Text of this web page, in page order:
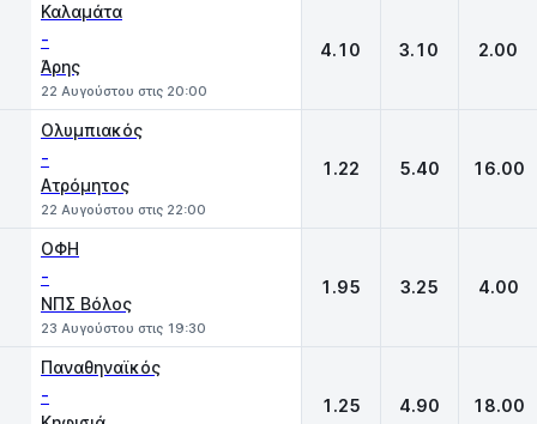
Καλαμάτα
-
Άρης
22 Αυγούστου στις 20:00
4.10 3.10 2.00
Ολυμπιακός
-
Ατρόμητος
22 Αυγούστου στις 22:00
1.22 5.40 16.00
ΟΦΗ
-
ΝΠΣ Βόλος
23 Αυγούστου στις 19:30
1.95 3.25 4.00
Παναθηναϊκός
- 1.25 4.90 18.00